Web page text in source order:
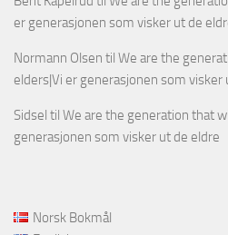
er generasjonen som visker ut de
Normann Olsen til We are the
elders|Vi er generasjonen som visker
Sidsel til We are the generation that
generasjonen som visker ut de eldre
Norsk Bokmål